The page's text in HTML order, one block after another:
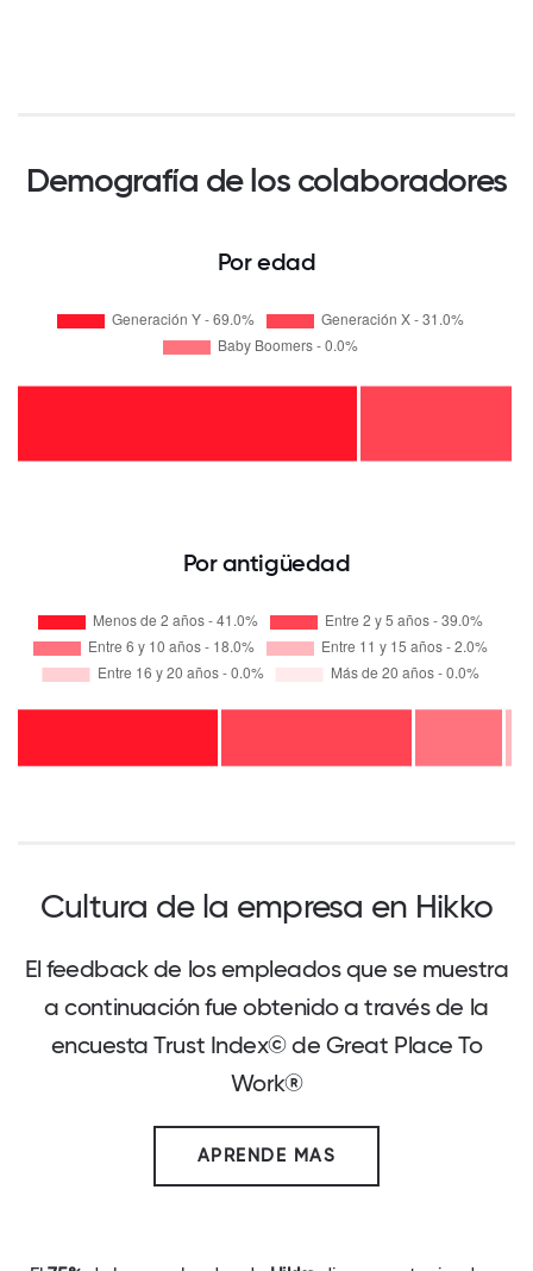
Demografía de los colaboradores
Por edad
Por antigüedad
Cultura de la empresa en Hikko
El feedback de los empleados que se muestra
a continuación fue obtenido a través de la
encuesta Trust Index© de Great Place To
Work®
APRENDE MAS